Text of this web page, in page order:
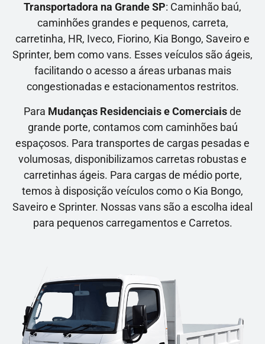
Transportadora na Grande SP: Caminhão baú,
caminhões grandes e pequenos, carreta,
carretinha, HR, Iveco, Fiorino, Kia Bongo, Saveiro e
Sprinter, bem como vans. Esses veículos são ágeis,
facilitando o acesso a áreas urbanas mais
congestionadas e estacionamentos restritos.
Para Mudanças Residenciais e Comerciaisde
grande porte, contamos com caminhões baú
espaçosos. Para transportes de cargas pesadas e
volumosas, disponibilizamos carretas robustas e
carretinhas ágeis. Para cargas de médio porte,
temos à disposição veículos como o Kia Bongo,
Saveiro e Sprinter. Nossas vans são a escolha ideal
para pequenos carregamentos e Carretos.